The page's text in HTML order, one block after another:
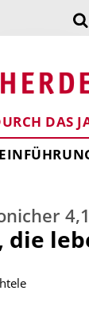
DAS
die